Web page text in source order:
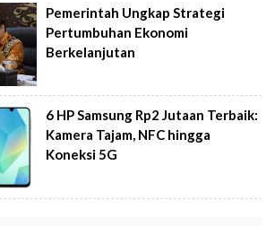
Pemerintah Ungkap Strategi
Pertumbuhan Ekonomi
Berkelanjutan
6 HP Samsung Rp2 Jutaan Terbaik:
Kamera Tajam, NFC hingga
Koneksi 5G